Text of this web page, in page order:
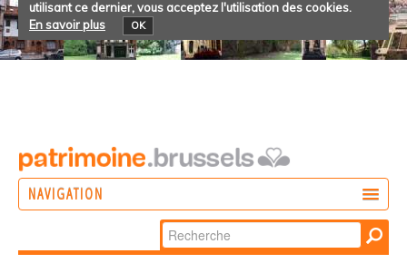
utilisant ce dernier, vous acceptez l'utilisation des cookies.
En savoir plus
OK
NAVIGATION
Chercher par
Recherche